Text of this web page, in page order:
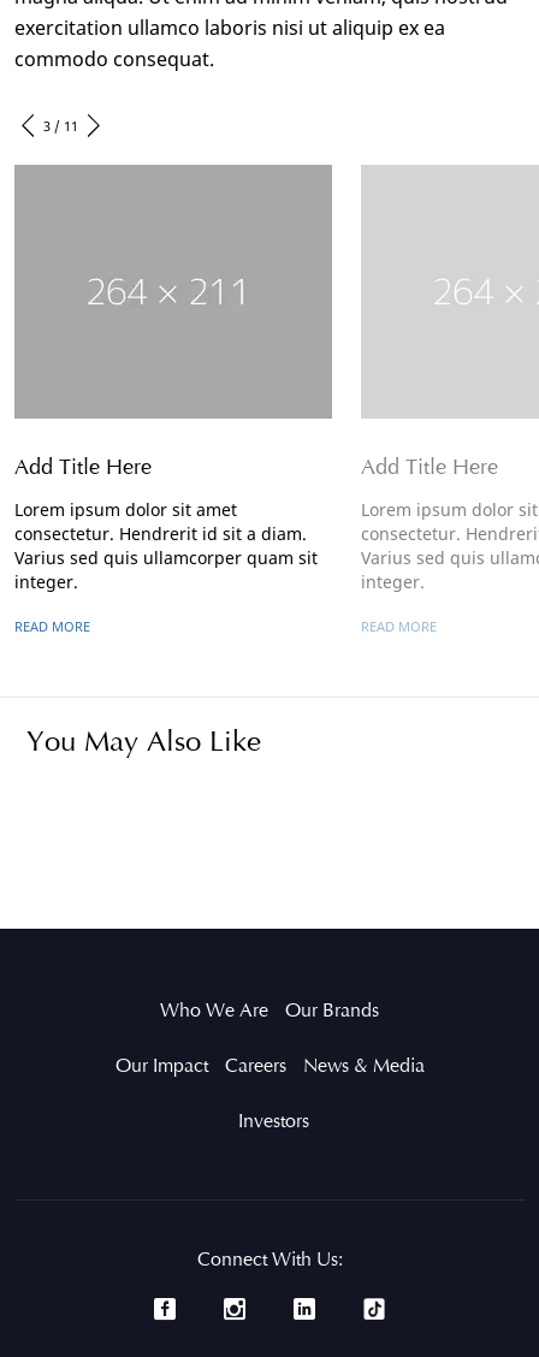
exercitation ullamco laboris nisi ut aliquip ex ea
commodo consequat.
Add Title Here
Lorem ipsum dolor sit amet
consectetur. Hendrerit id sit a diam.
Varius sed quis ullamcorper quam sit
integer.
READ MORE
Add Title Here
Lorem ipsum dolor
consectetur.
Varius sed quis
integer.
READ MORE
3 / 11
You May Also Like
Who We Are Our Brands
Our Impact Careers News & Media
Investors
Connect With Us: